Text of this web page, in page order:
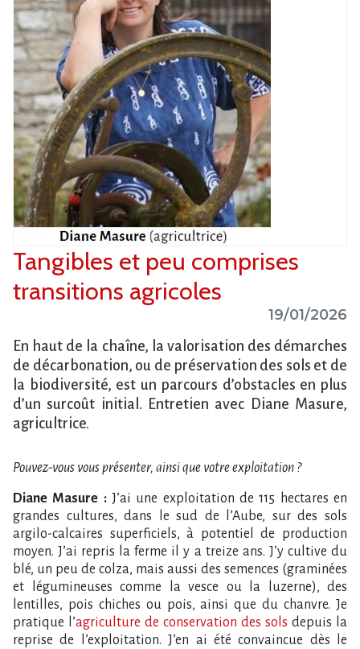
Tangibles et peu comprises
transitions agricoles
19/01/2026
En haut de la chaîne, la valorisation des démarches
de décarbonation, ou de préservation des sols et de
la biodiversité, est un parcours d’obstacles en plus
d’un surcoût initial. Entretien avec Diane Masure,
agricultrice.
Pouvez-vous vous présenter, ainsi que votre exploitation ?
Diane Masure :J’ai une exploitation de 115 hectares en
grandes cultures, dans le sud de l’Aube, sur des sols
argilo-calcaires superficiels, à potentiel de production
moyen. J’ai repris la ferme il y a treize ans. J’y cultive du
blé, un peu de colza, mais aussi des semences (graminées
et légumineuses comme la vesce ou la luzerne), des
lentilles, pois chiches ou pois, ainsi que du chanvre. Je
pratique l’agriculture de conservation des sols depuis la
reprise de l’exploitation. J’en ai été convaincue dès le